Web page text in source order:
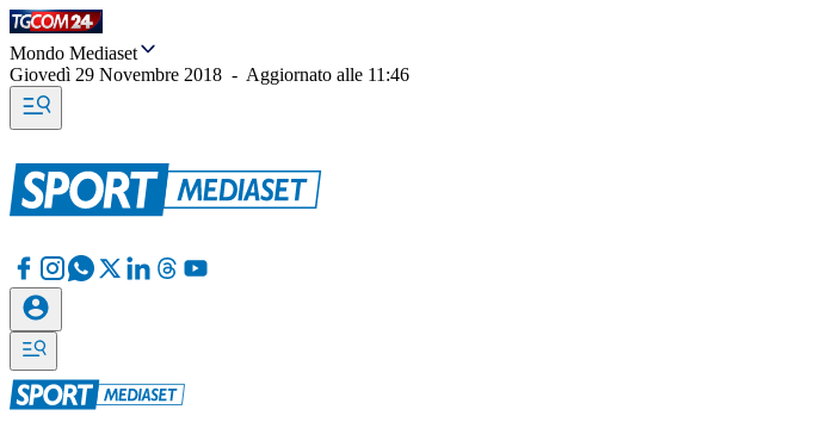
Mondo Mediaset
Giovedì 29 Novembre 2018 - Aggiornato alle 11:46